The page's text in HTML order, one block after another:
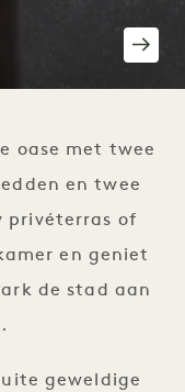
oase met twee
en twee
privéterras of
en geniet
de stad aan
geweldige